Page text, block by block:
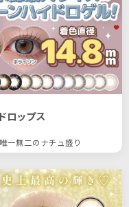
ロップス
一無二のナチュ盛り